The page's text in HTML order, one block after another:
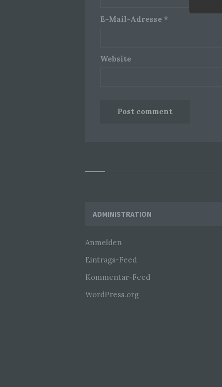
E-Mail-Adresse *
Website
Widgets
ADMINISTRATION
Anmelden
Eintrags-Feed
Kommentar-Feed
WordPress.org